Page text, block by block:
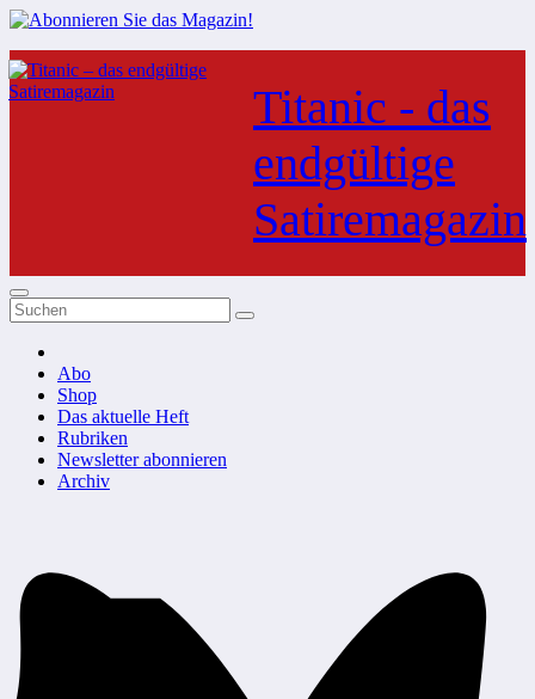
Zum
Inhalt
springen
Titanic - das
endgültige
Satiremagazin
Abo
Shop
Das aktuelle Heft
Rubriken
Newsletter abonnieren
Archiv